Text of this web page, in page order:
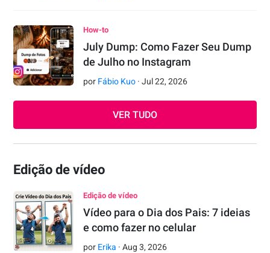
How-to
July Dump: Como Fazer Seu Dump
de Julho no Instagram
por Fábio Kuo ·Jul 22,2026
VER TUDO
Edição de vídeo
Edição de vídeo
Vídeo para o Dia dos Pais: 7 ideias
e como fazer no celular
por Erika ·Aug 3,2026